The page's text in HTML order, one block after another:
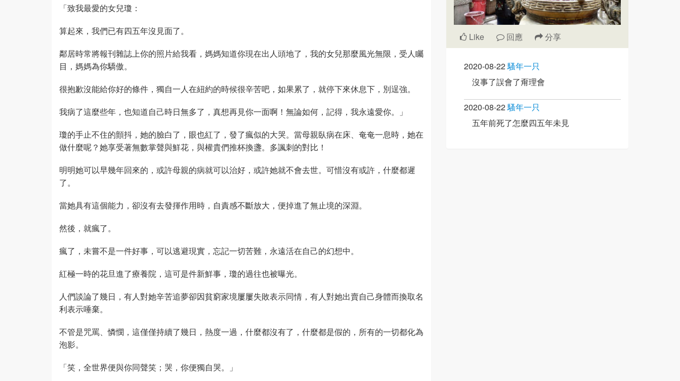
「致我最愛的女兒瓊：
算起來，我們已有四五年沒見面了。
鄰居時常將報刊雜誌上你的照片給我看，媽媽知道你現在出人頭地了，我的女兒那麼風光無限，受人矚
目，媽媽為你驕傲。
很抱歉沒能給你好的條件，獨自一人在紐約的時候很辛苦吧，如果累了，就停下來休息下，別逞強。
我病了這麼些年，也知道自己時日無多了，真想再見你一面啊！無論如何，記得，我永遠愛你。」
瓊的手止不住的顫抖，她的臉白了，眼也紅了，發了瘋似的大哭。當母親臥病在床、奄奄一息時，她在
做什麼呢？她享受著無數掌聲與鮮花，與權貴們推杯換盞。多諷刺的對比！
明明她可以早幾年回來的，或許母親的病就可以治好，或許她就不會去世。可惜沒有或許，什麼都遲
了。
當她具有這個能力，卻沒有去發揮作用時，自責感不斷放大，便掉進了無止境的深淵。
然後，就瘋了。
瘋了，未嘗不是一件好事，可以逃避現實，忘記一切苦難，永遠活在自己的幻想中。
紅極一時的花旦進了療養院，這可是件新鮮事，瓊的過往也被曝光。
人們談論了幾日，有人對她辛苦追夢卻因貧窮家境屢屢失敗表示同情，有人對她出賣自己身體而換取名
利表示唾棄。
不管是咒罵、憐憫，這僅僅持續了幾日，熱度一過，什麼都沒有了，什麼都是假的，所有的一切都化為
泡影。
「笑，全世界便與你同聲笑；哭，你便獨自哭。」
Like 回應 分享
2020-08-22騷年一只
沒事了誤會了甭理會
2020-08-22騷年一只
五年前死了怎麼四五年未見